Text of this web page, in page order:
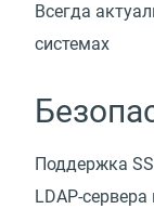
Всегда
системах
Поддержка
LDAP-